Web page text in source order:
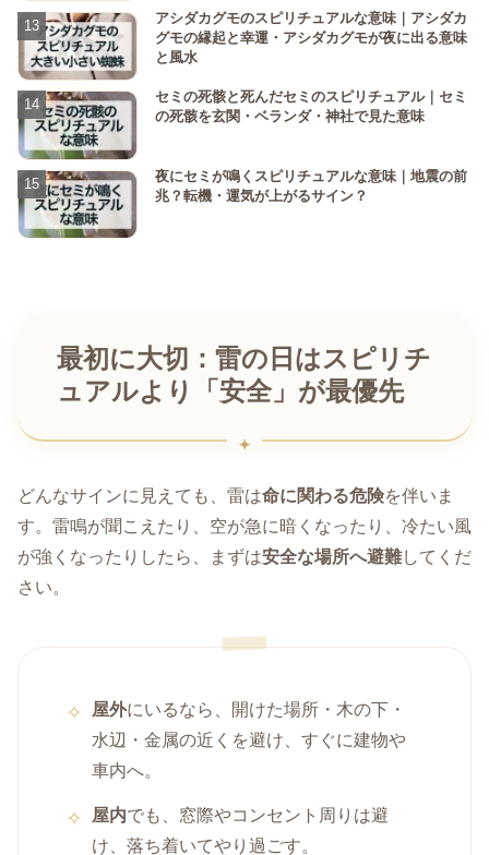
アシダカグモのスピリチュアルな意味｜アシダカ
グモの縁起と幸運・アシダカグモが夜に出る意味
と風水
セミの死骸と死んだセミのスピリチュアル｜セミ
の死骸を玄関・ベランダ・神社で見た意味
夜にセミが鳴くスピリチュアルな意味｜地震の前
兆？転機・運気が上がるサイン？
最初に大切：雷の日はスピリチ
ュアルより「安全」が最優先
どんなサインに見えても、雷は命に関わる危険を伴いま
す。雷鳴が聞こえたり、空が急に暗くなったり、冷たい風
が強くなったりしたら、まずは安全な場所へ避難してくだ
さい。
屋外にいるなら、開けた場所・木の下・
水辺・金属の近くを避け、すぐに建物や
車内へ。
屋内でも、窓際やコンセント周りは避
け、落ち着いてやり過ごす。